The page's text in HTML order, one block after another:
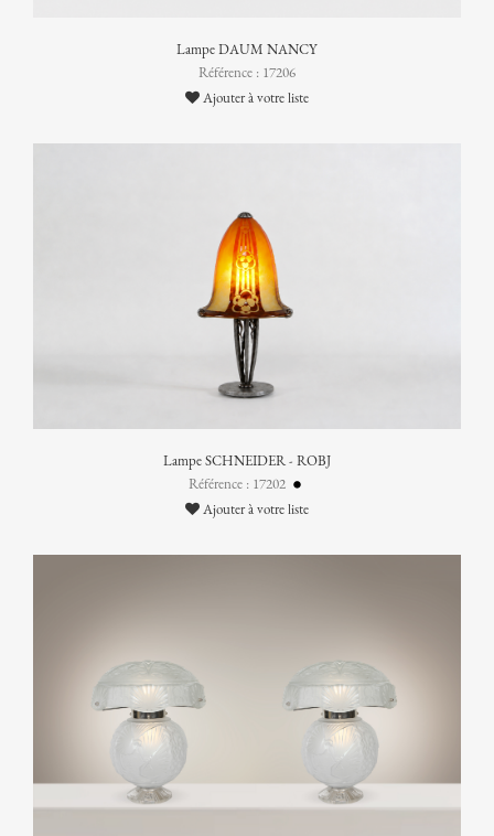
Lampe DAUM NANCY
Référence : 17206
Ajouter à votre liste
Lampe SCHNEIDER - ROBJ
Référence : 17202
Ajouter à votre liste